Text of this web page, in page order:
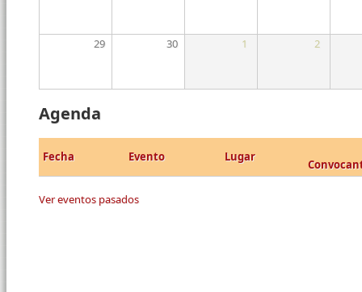
29 30 1 2
Agenda
Fecha Evento Lugar
Ver eventos pasados